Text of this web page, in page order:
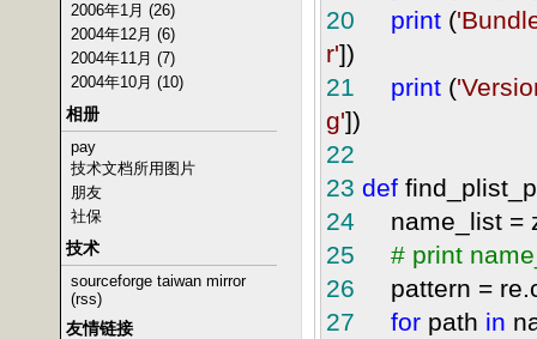
2006年1月 (26)
2004年12月 (6)
2004年11月 (7)
2004年10月 (10)
相册
pay
技术文档所用图片
朋友
社保
技术
sourceforge taiwan mirror
(rss)
友情链接
20
print ('
r'])
21
print ('
g'])
22
23 def
24 name_list =
25
# print
26
pattern =
27
for path in